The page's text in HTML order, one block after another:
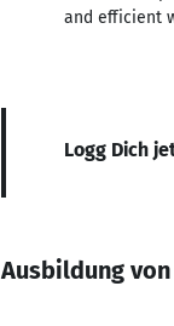
and efficient
Logg Dich
Ausbildung